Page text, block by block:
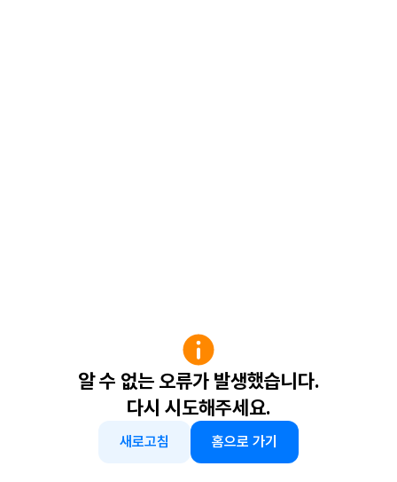
알 수 없는 오류가 발생했습니다.
다시 시도해주세요.
새로고침 홈으로 가기